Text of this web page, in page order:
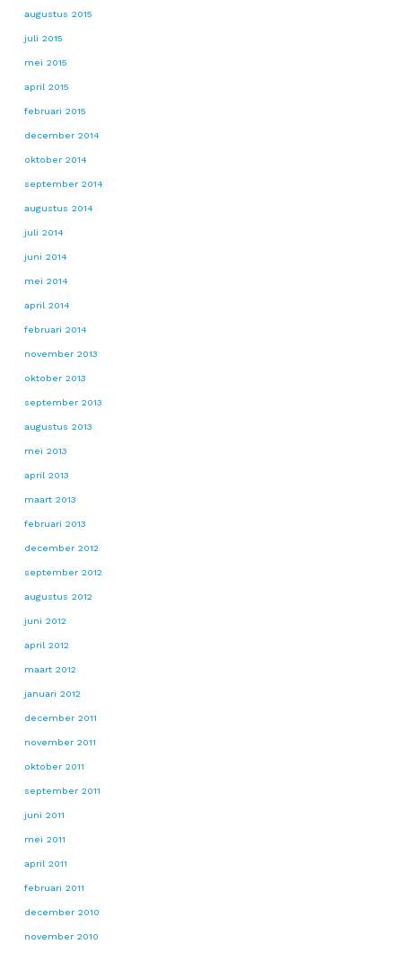
augustus 2015
juli 2015
mei 2015
april 2015
februari 2015
december 2014
oktober 2014
september 2014
augustus 2014
juli 2014
juni 2014
mei 2014
april 2014
februari 2014
november 2013
oktober 2013
september 2013
augustus 2013
mei 2013
april 2013
maart 2013
februari 2013
december 2012
september 2012
augustus 2012
juni 2012
april 2012
maart 2012
januari 2012
december 2011
november 2011
oktober 2011
september 2011
juni 2011
mei 2011
april 2011
februari 2011
december 2010
november 2010